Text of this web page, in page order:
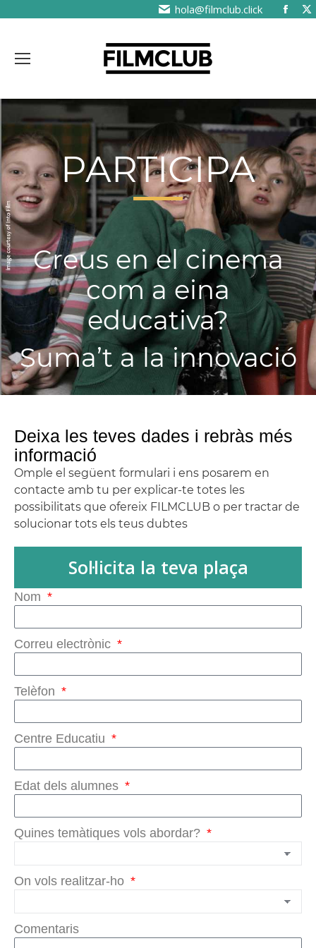
hola@filmclub.click
PARTICIPA
Creus en el cinema
com a eina
educativa?
Suma’t a la innovació
Deixa les teves dades i rebràs més
informació
Omple el següent formulari i ens posarem en
contacte amb tu per explicar-te totes les
possibilitats que ofereix FILMCLUB o per tractar de
solucionar tots els teus dubtes
Sol·licita la teva plaça
Nom
Correu electrònic
Telèfon
Centre Educatiu
Edat dels alumnes
Quines temàtiques vols abordar?
On vols realitzar-ho
Comentaris